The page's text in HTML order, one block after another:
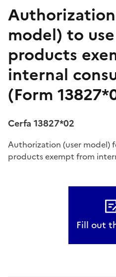
model) to
products
internal
(Form
Cerfa 13827*02
Authorization (user model)
products exempt from
Fill out